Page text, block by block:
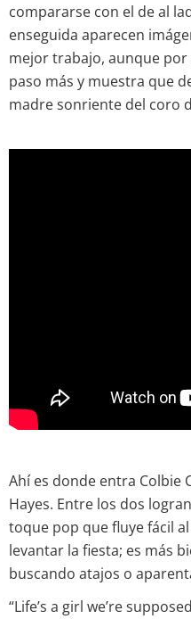
compararse con el de al
enseguida aparecen
mejor trabajo, aunque
paso más y muestra que
madre sonriente del coro
Ahí es donde entra Colbie
Hayes. Entre los dos
toque pop que fluye fácil
levantar la fiesta; es más
buscando atajos o
“Life’s a girl we’re